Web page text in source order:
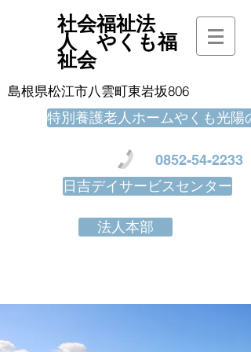
社会福祉法
人 やくも福
祉会
島根県松江市八雲町東岩坂806
特別養護老人ホームやくも光陽
0852-54-2233
日吉デイサービスセンター
法人本部